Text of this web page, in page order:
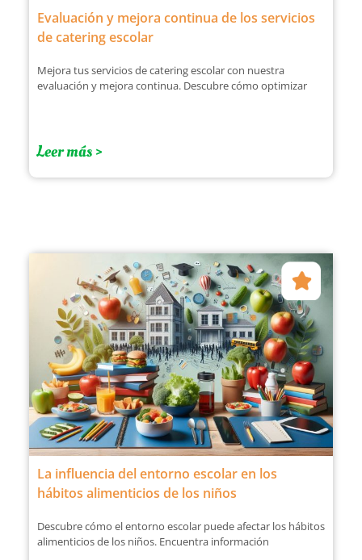
Evaluación y mejora continua de los servicios
de catering escolar
Mejora tus servicios de catering escolar con nuestra
evaluación y mejora continua. Descubre cómo optimizar
Leer más >
La influencia del entorno escolar en los
hábitos alimenticios de los niños
Descubre cómo el entorno escolar puede afectar los hábitos
alimenticios de los niños. Encuentra información